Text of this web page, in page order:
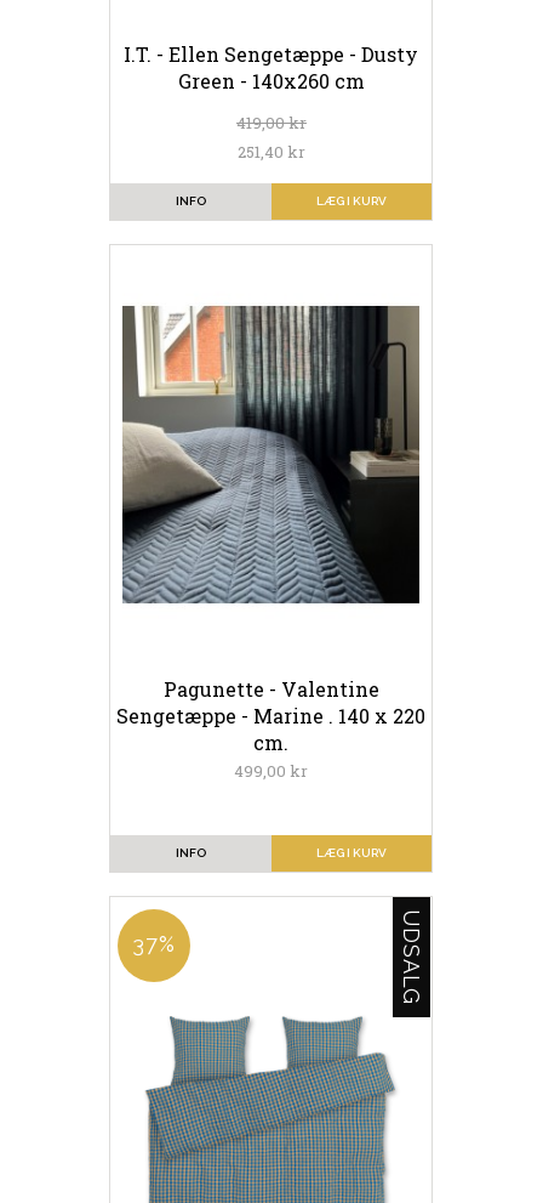
I.T. - Ellen Sengetæppe - Dusty
Green - 140x260 cm
419,00 kr
251,40 kr
LÆG I KURV
INFO
Pagunette - Valentine
Sengetæppe - Marine . 140 x 220
cm.
499,00 kr
LÆG I KURV
INFO
37% UDSALG